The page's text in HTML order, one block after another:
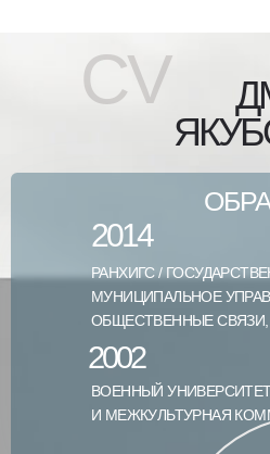
РАНХИГС /
МУНИЦИПАЛЬНОЕ
ОБЩЕСТВЕННЫЕ СВЯЗИ,
2014
CV
2002
ВОЕННЫЙ
И МЕЖКУЛЬТУРНАЯ